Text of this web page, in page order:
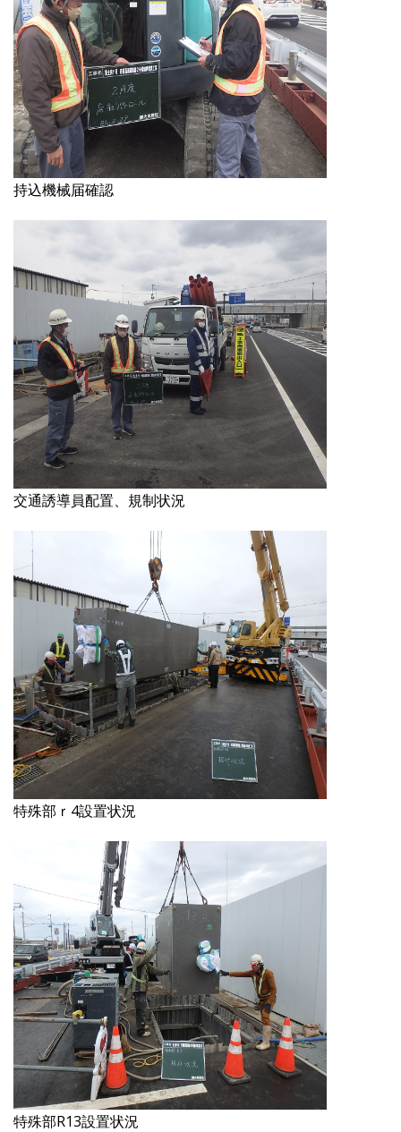
持込機械届確認
交通誘導員配置、規制状況
特殊部ｒ4設置状況
特殊部R13設置状況